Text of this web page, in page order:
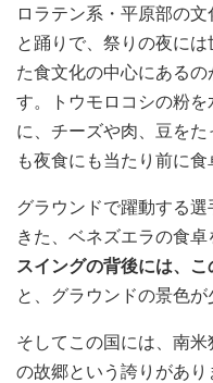
ロラテン系・平原部の
と踊りで、祭りの夜に
た食文化の中心にある
す。トウモロコシの粉
に、チーズや肉、豆を
も夜食にも当たり前に食
グラウンドで躍動する
きた、ベネズエラの食卓
スイングの背後には、
と、グラウンドの景色が
そしてこの国には、南
の故郷という誇りがあ